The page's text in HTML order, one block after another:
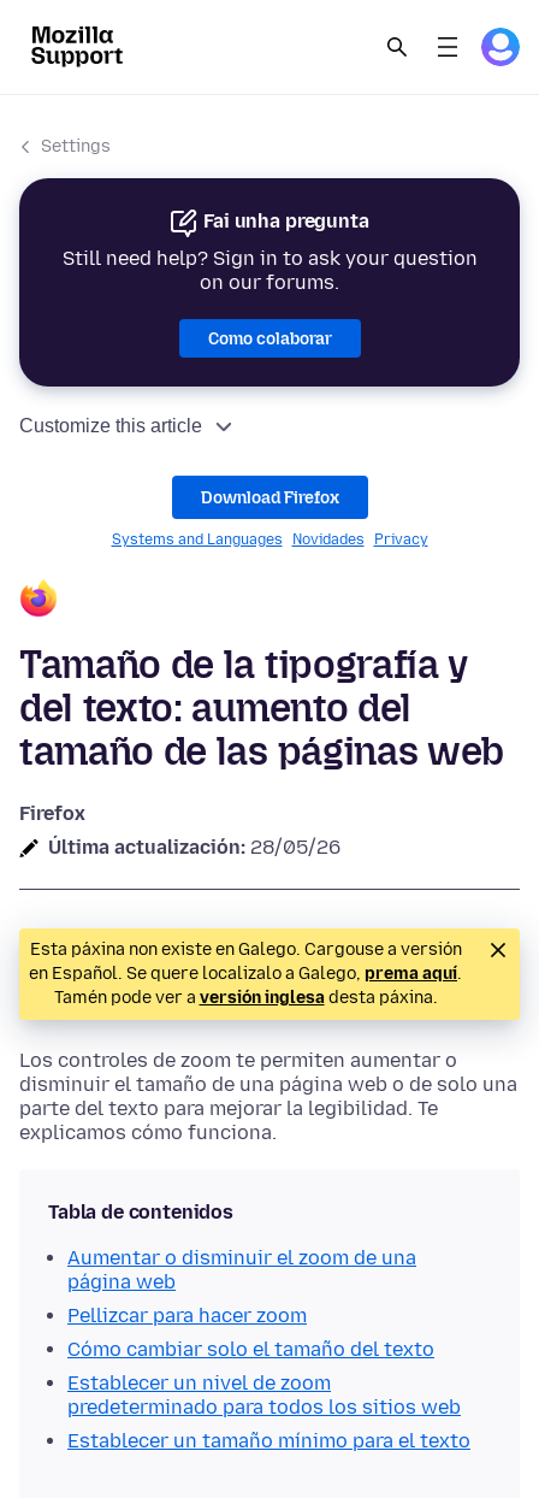
Settings
Fai unha pregunta
Still need help? Sign in to ask your question
on our forums.
Como colaborar
Customize this article
Download Firefox
Systems and Languages Novidades Privacy
Tamaño de la tipografía y
del texto: aumento del
tamaño de las páginas web
Firefox
Última actualización: 28/05/26
Esta páxina non existe en Galego. Cargouse a versión
en Español. Se quere localizalo a Galego, prema aquí.
Tamén pode ver a versión inglesadesta páxina.
Los controles de zoom te permiten aumentar o
disminuir el tamaño de una página web o de solo una
parte del texto para mejorar la legibilidad. Te
explicamos cómo funciona.
Tabla de contenidos
Aumentar o disminuir el zoom de una
página web
Pellizcar para hacer zoom
Cómo cambiar solo el tamaño del texto
Establecer un nivel de zoom
predeterminado para todos los sitios web
Establecer un tamaño mínimo para el texto